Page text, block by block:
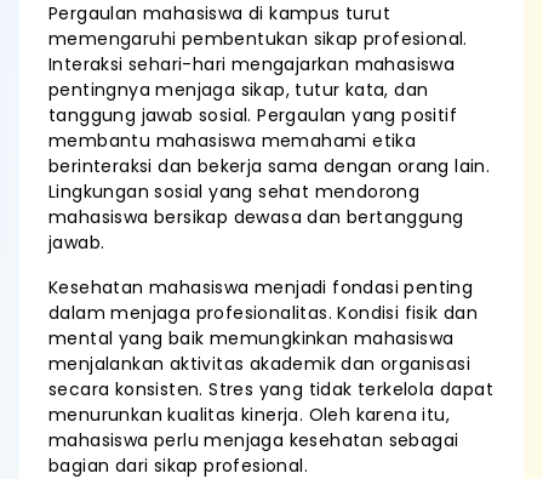
Pergaulan mahasiswa di kampus turut
memengaruhi pembentukan sikap profesional.
Interaksi sehari-hari mengajarkan mahasiswa
pentingnya menjaga sikap, tutur kata, dan
tanggung jawab sosial. Pergaulan yang positif
membantu mahasiswa memahami etika
berinteraksi dan bekerja sama dengan orang lain.
Lingkungan sosial yang sehat mendorong
mahasiswa bersikap dewasa dan bertanggung
jawab.
Kesehatan mahasiswa menjadi fondasi penting
dalam menjaga profesionalitas. Kondisi fisik dan
mental yang baik memungkinkan mahasiswa
menjalankan aktivitas akademik dan organisasi
secara konsisten. Stres yang tidak terkelola dapat
menurunkan kualitas kinerja. Oleh karena itu,
mahasiswa perlu menjaga kesehatan sebagai
bagian dari sikap profesional.